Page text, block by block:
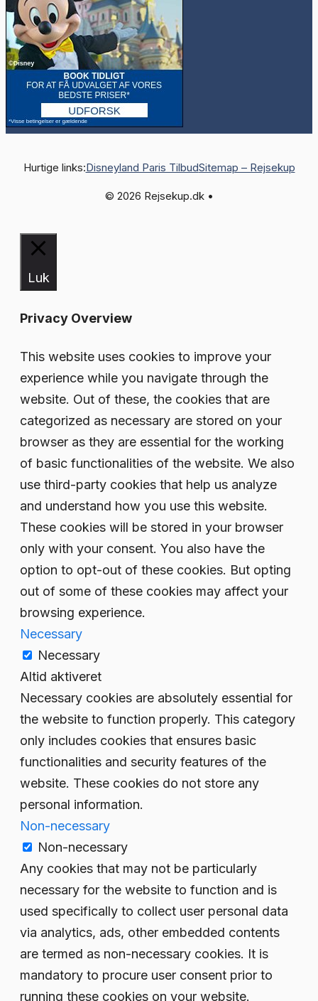
© 2026 Rejsekup.dk •
Hurtige links:Disneyland Paris TilbudSitemap – Rejsekup
Luk
Privacy Overview
This website uses cookies to improve your
experience while you navigate through the
website. Out of these, the cookies that are
categorized as necessary are stored on your
browser as they are essential for the working
of basic functionalities of the website. We also
use third-party cookies that help us analyze
and understand how you use this website.
These cookies will be stored in your browser
only with your consent. You also have the
option to opt-out of these cookies. But opting
out of some of these cookies may affect your
browsing experience.
Necessary
Necessary
Altid aktiveret
Necessary cookies are absolutely essential for
the website to function properly. This category
only includes cookies that ensures basic
functionalities and security features of the
website. These cookies do not store any
personal information.
Non-necessary
Non-necessary
Any cookies that may not be particularly
necessary for the website to function and is
used specifically to collect user personal data
via analytics, ads, other embedded contents
are termed as non-necessary cookies. It is
mandatory to procure user consent prior to
running these cookies on your website.